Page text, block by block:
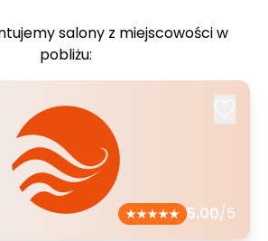
salony z miejscowości w
pobliżu:
5.00/5